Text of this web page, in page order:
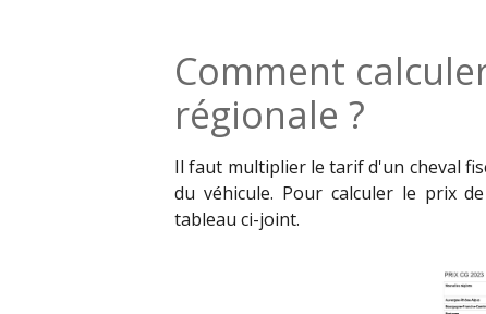
Comment
régionale ?
Il faut multiplier le tarif d'un cheval
du véhicule. Pour calculer le prix
tableau ci-joint.